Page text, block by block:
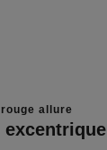
rouge allure
excentrique